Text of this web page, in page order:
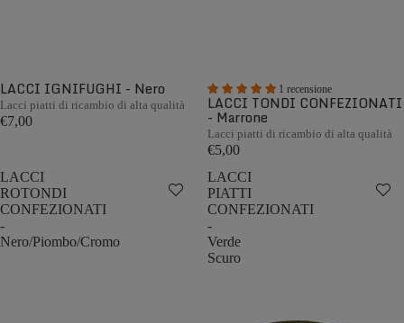
LACCI IGNIFUGHI - Nero
Lacci piatti di ricambio di alta qualità
€7,00
1 recensione
LACCI TONDI CONFEZIONATI
- Marrone
Lacci piatti di ricambio di alta qualità
€5,00
LACCI
ROTONDI
CONFEZIONATI
-
Nero/Piombo/Cromo
LACCI
PIATTI
CONFEZIONATI
-
Verde
Scuro